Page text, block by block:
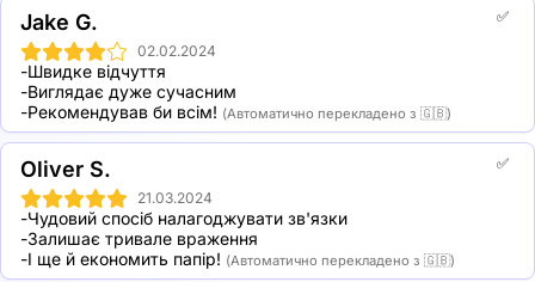
✅
Jake G.
02.02.2024
-Швидке відчуття
-Виглядає дуже сучасним
-Рекомендував би всім! (Автоматично перекладено з 🇬🇧)
✅
Oliver S.
21.03.2024
-Чудовий спосіб налагоджувати зв'язки
-Залишає тривале враження
-І ще й економить папір! (Автоматично перекладено з 🇬🇧)